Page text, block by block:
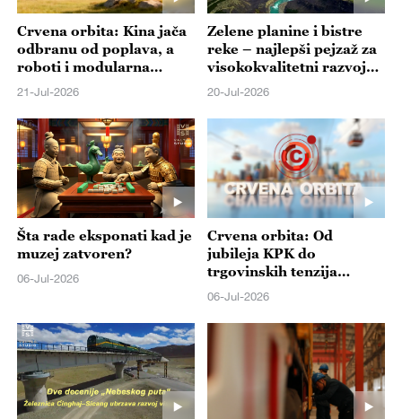
Crvena orbita: Kina jača
odbranu od poplava, a
roboti i modularna
gradnja osvajaju svet
21-Jul-2026
Zelene planine i bistre
reke – najlepši pejzaž za
visokokvalitetni razvoj
Sicanga
20-Jul-2026
Šta rade eksponati kad je
muzej zatvoren?
06-Jul-2026
Crvena orbita: Od
jubileja KPK do
trgovinskih tenzija
između Kine i Japana
06-Jul-2026